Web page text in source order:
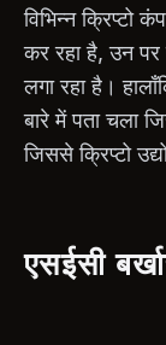
विभिन्न क्रिप्टो
कर रहा है, उन
लगा रहा है।
बारे में पता चला
जिससे क्रिप्टो
एसईसी